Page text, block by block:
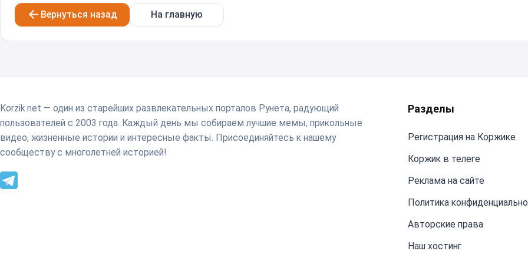
Вернуться назад На главную
Korzik.net — один из старейших развлекательных порталов Рунета, радующий
пользователей с 2003 года. Каждый день мы собираем лучшие мемы, прикольные
видео, жизненные истории и интересные факты. Присоединяйтесь к нашему
сообществу с многолетней историей!
Разделы
Регистрация на Коржике
Коржик в телеге
Реклама на сайте
Политика
Авторские права
Наш хостинг